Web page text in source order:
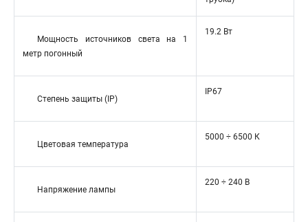
Мощность источников света на 1
метр погонный
19.2 Вт
Степень защиты (IP)
IP67
Цветовая температура
5000 ÷ 6500 К
Напряжение лампы
220 ÷ 240 В